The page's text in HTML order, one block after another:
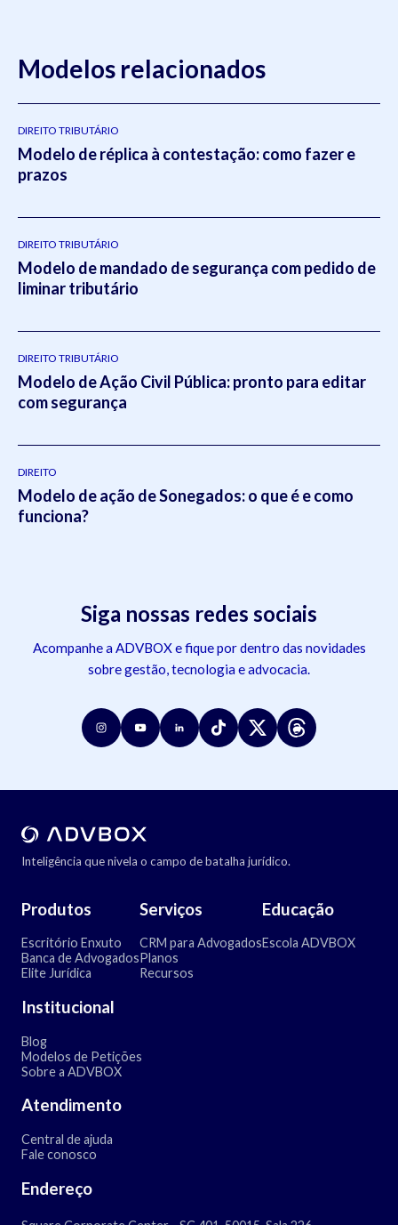
Modelos relacionados
DIREITO TRIBUTÁRIO
Modelo de réplica à contestação: como fazer e
prazos
DIREITO TRIBUTÁRIO
Modelo de mandado de segurança com pedido de
liminar tributário
DIREITO TRIBUTÁRIO
Modelo de Ação Civil Pública: pronto para editar
com segurança
DIREITO
Modelo de ação de Sonegados: o que é e como
funciona?
Siga nossas redes sociais
Acompanhe a ADVBOX e fique por dentro das novidades
sobre gestão, tecnologia e advocacia.
Inteligência que nivela o campo de batalha jurídico.
Produtos
Escritório Enxuto
Banca de Advogados
Elite Jurídica
Serviços
CRM para Advogados
Planos
Recursos
Educação
Escola ADVBOX
Institucional
Blog
Modelos de Petições
Sobre a ADVBOX
Atendimento
Central de ajuda
Fale conosco
Endereço